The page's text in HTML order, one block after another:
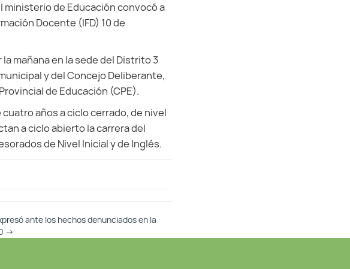
ministerio de Educación convocó a
Docente (IFD) 10 de
mañana en la sede del Distrito 3
y del Concejo Deliberante,
de Educación (CPE).
años a ciclo cerrado, de nivel
a ciclo abierto la carrera del
de Nivel Inicial y de Inglés.
ante los hechos denunciados en la
→